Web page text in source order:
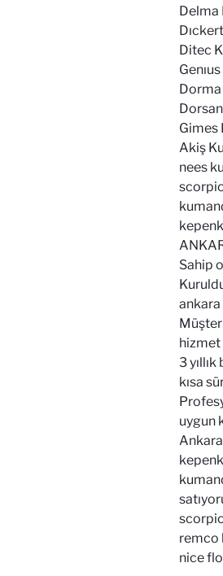
Delma
Ditec
Gimes
Akiş
nees
Sahip
ankara
hizmet
3
kısa
uygun
remco
nice